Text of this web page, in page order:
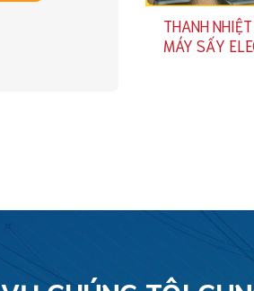
THANH
MÁY SẤY